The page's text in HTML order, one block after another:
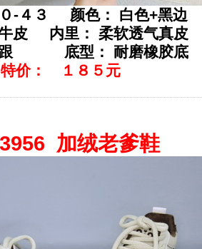
-４３ 颜色： 白色+黑边
皮 内里： 柔软透气真皮
跟 底型： 耐磨橡胶底
特价： １８５元
加绒老爹鞋